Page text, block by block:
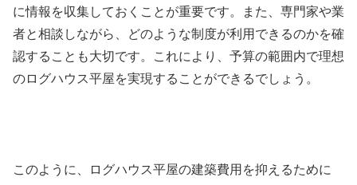
に情報を収集しておくことが重要です。また、専門家や業
者と相談しながら、どのような制度が利用できるのかを確
認することも大切です。これにより、予算の範囲内で理想
のログハウス平屋を実現することができるでしょう。
このように、ログハウス平屋の建築費用を抑えるために